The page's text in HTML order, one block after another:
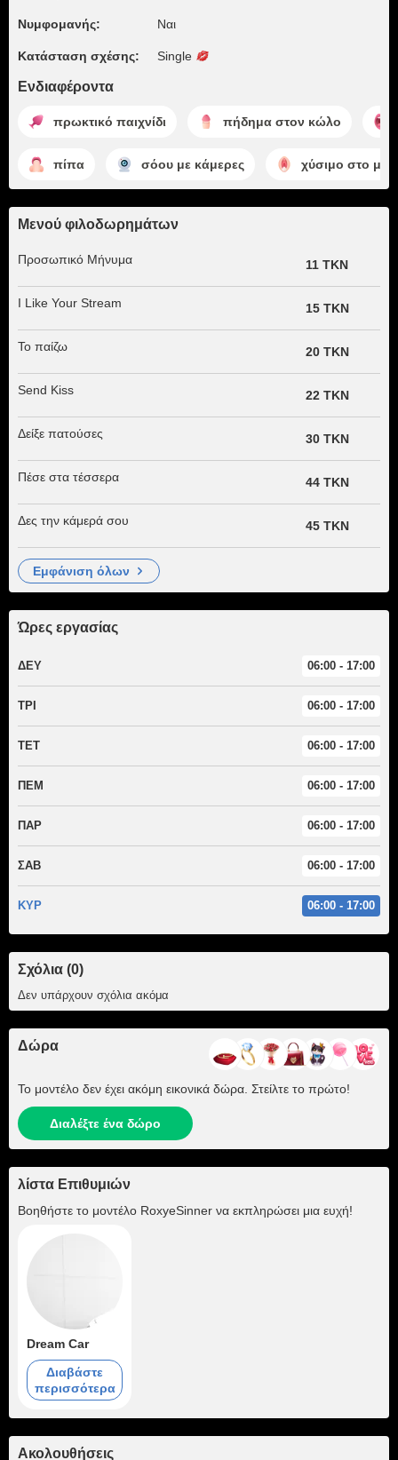
Νυμφομανής: Ναι
Κατάσταση σχέσης: Single
Ενδιαφέροντα
πρωκτικό παιχνίδι πήδημα στον κώλο
πίπα σόου με κάμερες χύσιμο στο
Μενού φιλοδωρημάτων
Προσωπικό Μήνυμα 11 TKN
I Like Your Stream 15 TKN
Το παίζω 20 TKN
Send Kiss 22 TKN
Δείξε πατούσες 30 TKN
Πέσε στα τέσσερα 44 TKN
Δες την κάμερά σου 45 TKN
εμφάνιση όλων
Ώρες εργασίας
ΔΕΥ 06:00 - 17:00
ΤΡΙ 06:00 - 17:00
ΤΕΤ 06:00 - 17:00
ΠΕΜ 06:00 - 17:00
ΠΑΡ 06:00 - 17:00
ΣΑΒ 06:00 - 17:00
ΚΥΡ 06:00 - 17:00
Σχόλια (0)
Δεν υπάρχουν σχόλια ακόμα
Δώρα
Το μοντέλο δεν έχει ακόμη εικονικά δώρα. Στείλτε το πρώτο!
Διαλέξτε ένα δώρο
λίστα Επιθυμιών
Βοηθήστε το μοντέλο RoxyeSinner να εκπληρώσει μια ευχή!
Dream Car
Διαβάστε
περισσότερα
Ακολουθήσεις